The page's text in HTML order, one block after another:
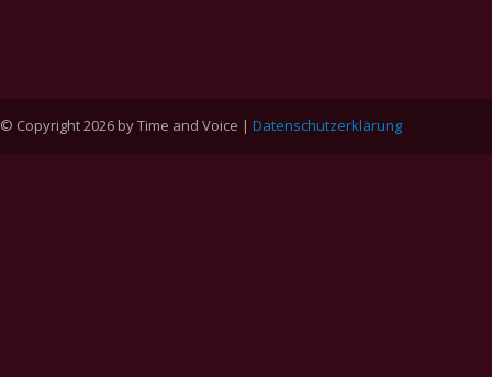
© Copyright 2026 by Time and Voice | Datenschutzerklärung